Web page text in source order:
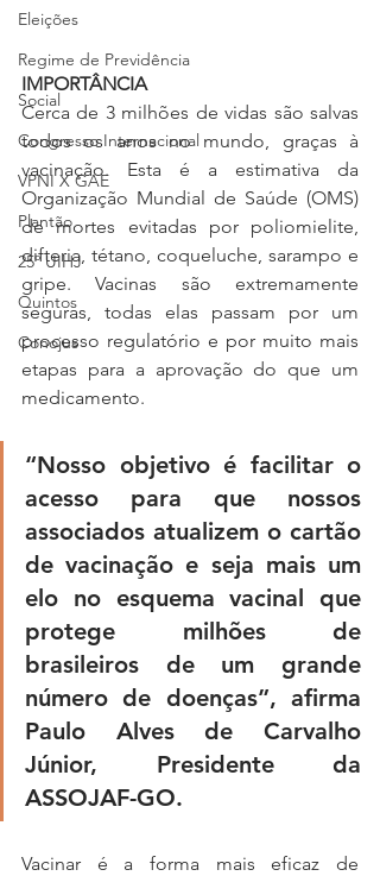
Eleições
Regime de Previdência
Social
Congresso Internacional
VPNI X GAE
Plantão
25º UIHJ
Quintos
Conojus
IMPORTÂNCIA
Cerca de 3 milhões de vidas são salvas
todos os anos no mundo, graças à
vacinação. Esta é a estimativa da
Organização Mundial de Saúde (OMS)
de mortes evitadas por poliomielite,
difteria, tétano, coqueluche, sarampo e
gripe. Vacinas são extremamente
seguras, todas elas passam por um
processo regulatório e por muito mais
etapas para a aprovação do que um
medicamento.
“Nosso objetivo é facilitar o
acesso para que nossos
associados atualizem o cartão
de vacinação e seja mais um
elo no esquema vacinal que
protege milhões de
brasileiros de um grande
número de doenças”, afirma
Paulo Alves de Carvalho
Júnior, Presidente da
ASSOJAF-GO.
Vacinar é a forma mais eficaz de